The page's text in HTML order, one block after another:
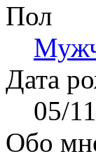
Пол
Дата
05/
Обо